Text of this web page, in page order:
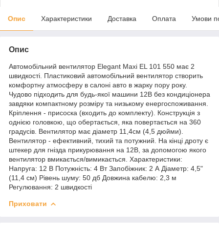
Опис Характеристики Доставка Оплата Умови
Опис
Автомобільний вентилятор Elegant Maxi EL 101 550 має 2
швидкості. Пластиковий автомобільний вентилятор створить
комфортну атмосферу в салоні авто в жарку пору року.
Чудово підходить для будь-якої машини 12В без кондиціонера
завдяки компактному розміру та низькому енергоспоживання.
Кріплення - присоска (входить до комплекту). Конструкція з
однією головкою, що обертається, яка повертається на 360
градусів. Вентилятор має діаметр 11,4см (4,5 дюйми).
Вентилятор - ефективний, тихий та потужний. На кінці дроту є
штекер для гнізда прикурювання на 12В, за допомогою якого
вентилятор вмикається/вимикається. Характеристики:
Напруга: 12 В Потужність: 4 Вт Запобіжник: 2 А Діаметр: 4,5"
(11,4 см) Рівень шуму: 50 дб Довжина кабелю: 2,3 м
Регулювання: 2 швидкості
Приховати